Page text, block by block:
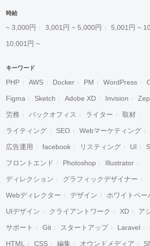
時給
~ 3,000円 3,001円 ~ 5,000円 5,001円 ~
10,001円 ~
キーワード
PHP AWS Docker PM WordPress
Figma Sketch Adobe XD Invision
労務 バックオフィス ライター 取材
ライティング SEO Webマーケティング
広告運用 facebook リスティング UI
フロントエンド Photoshop Illustrator
ディレクション グラフィックデザイナー
Webディレクター デザイン ホワイトペー
UIデザイン クライアントワーク XD ア
サポート Git スタートアップ Laravel
HTML CSS 編集 オウンドメディア